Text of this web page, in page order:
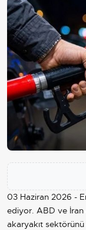
03 Haziran 2026 -
ediyor. ABD ve İran
akaryakıt